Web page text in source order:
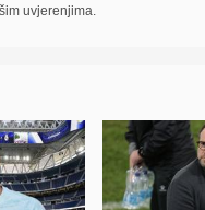
uvjerenjima.